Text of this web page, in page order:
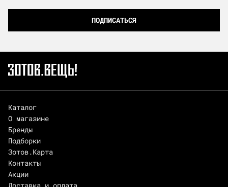
ПОДПИСАТЬСЯ
Каталог
О магазине
Бренды
Подборки
Зотов.Карта
Контакты
Акции